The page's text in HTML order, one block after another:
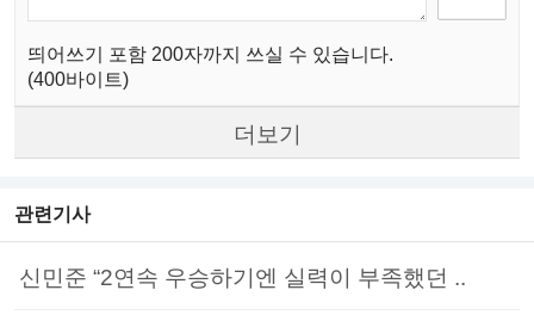
띄어쓰기 포함 200자까지 쓰실 수 있습니다.
(400바이트)
더보기
관련기사
신민준 “2연속 우승하기엔 실력이 부족했던 ..